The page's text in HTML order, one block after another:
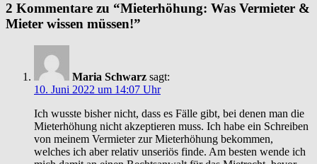
2 Kommentare zu “Mieterhöhung: Was Vermieter &
Mieter wissen müssen!”
Maria Schwarz sagt:
10. Juni 2022 um 14:07 Uhr
Ich wusste bisher nicht, dass es Fälle gibt, bei denen man die
Mieterhöhung nicht akzeptieren muss. Ich habe ein Schreiben
von meinem Vermieter zur Mieterhöhung bekommen,
welches ich aber relativ unseriös finde. Am besten wende ich